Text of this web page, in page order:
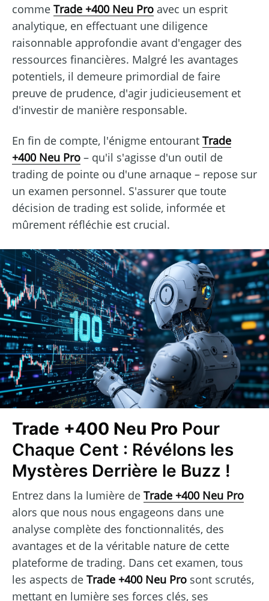
comme Trade +400 Neu Pro avec un esprit
analytique, en effectuant une diligence
raisonnable approfondie avant d'engager des
ressources financières. Malgré les avantages
potentiels, il demeure primordial de faire
preuve de prudence, d'agir judicieusement et
d'investir de manière responsable.
En fin de compte, l'énigme entourant Trade
+400 Neu Pro – qu'il s'agisse d'un outil de
trading de pointe ou d'une arnaque – repose sur
un examen personnel. S'assurer que toute
décision de trading est solide, informée et
mûrement réfléchie est crucial.
Trade +400 Neu Pro Pour
Chaque Cent : Révélons les
Mystères Derrière le Buzz !
Entrez dans la lumière de Trade +400 Neu Pro
alors que nous nous engageons dans une
analyse complète des fonctionnalités, des
avantages et de la véritable nature de cette
plateforme de trading. Dans cet examen, tous
les aspects de Trade +400 Neu Pro sont scrutés,
mettant en lumière ses forces clés, ses